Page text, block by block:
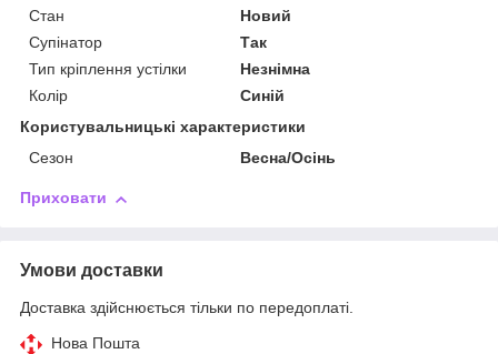
Стан
Новий
Супінатор
Так
Тип кріплення устілки
Незнімна
Колір
Синій
Користувальницькі характеристики
Сезон
Весна/Осінь
Приховати
Умови доставки
Доставка здійснюється тільки по передоплаті.
Нова Пошта